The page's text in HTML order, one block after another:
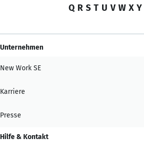
Q R S T U V W X Y
Unternehmen
New Work SE
Karriere
Presse
Hilfe & Kontakt